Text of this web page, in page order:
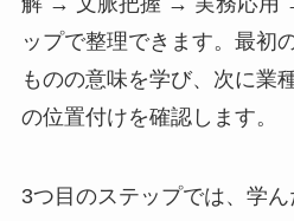
ップで整理できます。最初
ものの意味を学び、次に業
の位置付けを確認します。
3つ目のステップでは、学